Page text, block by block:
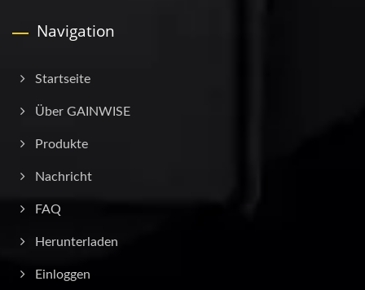
Navigation
Startseite
Über GAINWISE
Produkte
Nachricht
FAQ
Herunterladen
Einloggen